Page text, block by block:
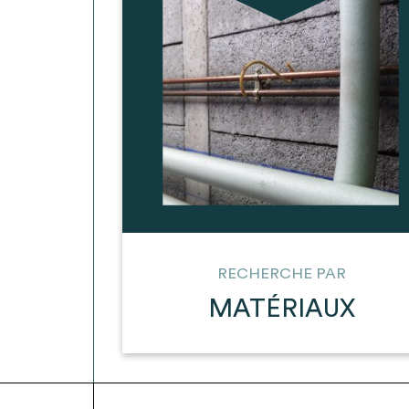
RECHERCHE PAR
MATÉRIAUX